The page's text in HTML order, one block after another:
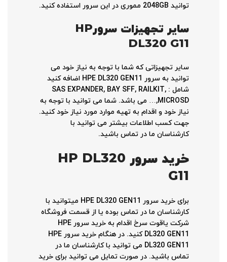
توانید 2048GB مموری در این سرور استفاده کنید.
سایر تجهیزات سرورHP
DL320 G11
سایر تجهیزاتی که شما با توجه به نیاز خود می
توانید به سرور HPE DL320 GEN11 اضافه کنید
شامل : SAS EXPANDER, BAY SFF, RAILKIT,
MICROSD,… می باشد. شما می توانید با توجه به
نیاز خود و اقدام به تهیه موارد مورد نیاز خود کنید.
جهت کسب اطلاعات بیشتر می توانید با
کارشناسان ما در تماس باشید.
خرید سرور HP DL320
G11
برای خرید سرور HPE DL320 GEN11 میتوانید با
کارشناسان ما در تماس بوده یا از قسمت فروشگاه
شرکت یاقوت سرخ اقدام به خرید سرور HPE
DL320 GEN11 کنید. در هنگام خرید سرور HPE
DL320 GEN11 می توانید با کارشناسان ما در
تماس باشید. در صورت تمایل می توانید برای خرید